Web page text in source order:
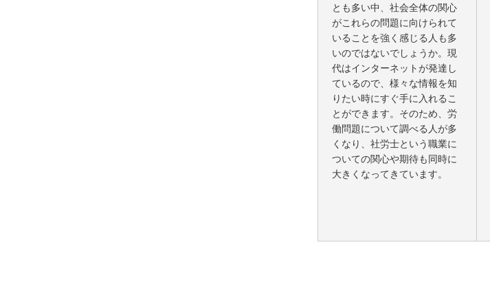
とも多い中、社会全体の関心
がこれらの問題に向けられて
いることを強く感じる人も多
いのではないでしょうか。現
代はインターネットが発達し
ているので、様々な情報を知
りたい時にすぐ手に入れるこ
とができます。そのため、労
働問題について調べる人が多
くなり、社労士という職業に
ついての関心や期待も同時に
大きくなってきています。